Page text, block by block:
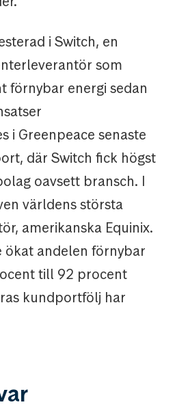
i Switch, en
som
förnybar energi sedan
i Greenpeace senaste
där Switch fick högst
oavsett bransch. I
världens största
amerikanska Equinix.
ökat andelen förnybar
till 92 procent
kundportfölj har